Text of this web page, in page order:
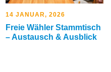
14 JANUAR, 2026
Freie Wähler Stammtisch
– Austausch & Ausblick